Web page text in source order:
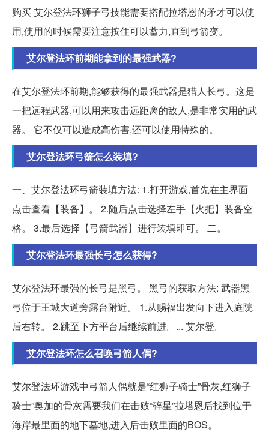
购买 艾尔登法环狮子弓技能需要搭配拉塔恩的矛才可以使
用,使用的时候需要注意按住可以蓄力,直到弓箭变。
艾尔登法环前期能拿到的最强武器?
在艾尔登法环前期,能够获得的最强武器是猎人长弓。这是
一把远程武器,可以用来攻击远距离的敌人,是非常实用的武
器。 它不仅可以造成高伤害,还可以使用特殊的。
艾尔登法环弓箭怎么装填?
一、艾尔登法环弓箭装填方法: 1.打开游戏,首先在主界面
点击查看【装备】。 2.随后点击选择左手【火把】装备空
格。 3.最后选择【弓箭武器】进行装填即可。 二。
艾尔登法环最强长弓怎么获得?
艾尔登法环最强的长弓是黑弓。 黑弓的获取方法: 武器黑
弓位于王城大道旁露台附近。 1.从赐福出发向下进入庭院
后右转。 2.跳至下方平台后继续前进。... 艾尔登。
艾尔登法环怎么召唤弓箭人偶?
艾尔登法环游戏中弓箭人偶就是“红狮子骑士”骨灰,红狮子
骑士”奥加的骨灰需要我们在击败“碎星”拉塔恩后找到位于
海岸最里面的地下墓地,进入后击败里面的BOS。